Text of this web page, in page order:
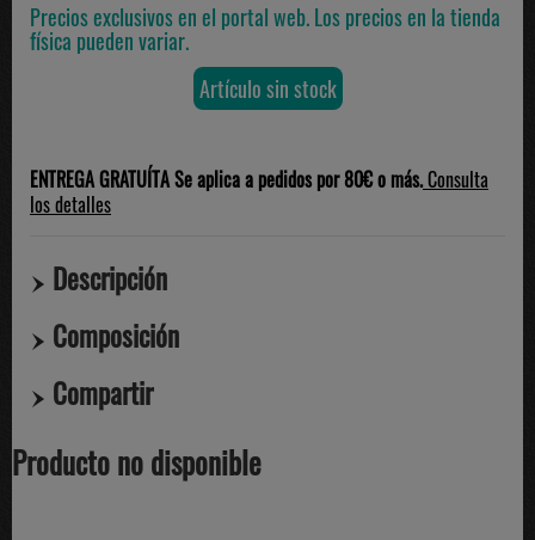
Precios exclusivos en el portal web. Los precios en la tienda
física pueden variar.
Artículo sin stock
ENTREGA GRATUÍTA Se aplica a pedidos por 80€ o más.Consulta
los detalles
Descripción
Composición
Compartir
Producto no disponible